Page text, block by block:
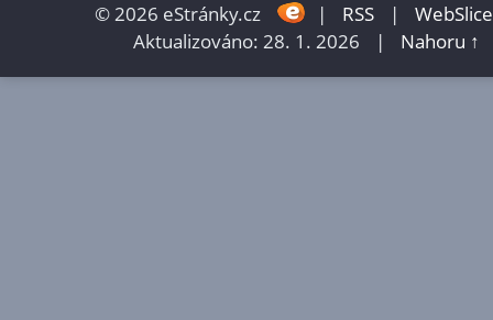
© 2026 eStránky.cz | RSS |
WebSlice
Aktualizováno: 28. 1. 2026
| Nahoru ↑